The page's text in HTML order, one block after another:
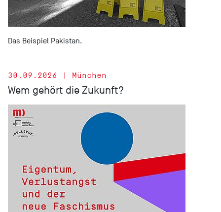
Das Beispiel Pakistan.
30.09.2026 | München
Wem gehört die Zukunft?